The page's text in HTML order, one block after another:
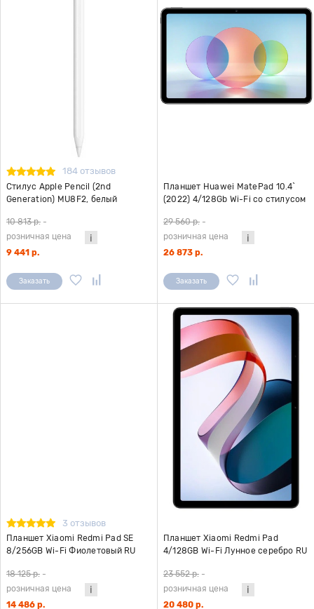
184 отзывов
Стилус Apple Pencil (2nd
Generation) MU8F2, белый
10 813 р. -
розничная цена
9 441 р.
Заказать
Планшет Huawei MatePad 10.4`
(2022) 4/128Gb Wi-Fi со стилусом
матовый
29 560 р. -
розничная цена
26 873 р.
Заказать
3 отзывов
Планшет Xiaomi Redmi Pad SE
8/256GB Wi-Fi Фиолетовый RU
18 125 р. -
розничная цена
14 486 р.
Планшет Xiaomi Redmi Pad
4/128GB Wi-Fi Лунное серебро RU
23 552 р. -
розничная цена
20 480 р.